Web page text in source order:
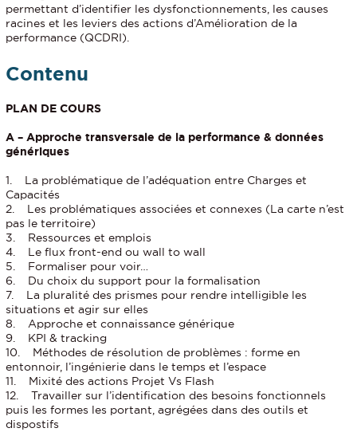
permettant d’identifier les dysfonctionnements, les causes
racines et les leviers des actions d’Amélioration de la
performance (QCDRI).
Contenu
PLAN DE COURS
A – Approche transversale de la performance & données
génériques
1. La problématique de l’adéquation entre Charges et
Capacités
2. Les problématiques associées et connexes (La carte n’est
pas le territoire)
3. Ressources et emplois
4. Le flux front-end ou wall to wall
5. Formaliser pour voir…
6. Du choix du support pour la formalisation
7. La pluralité des prismes pour rendre intelligible les
situations et agir sur elles
8. Approche et connaissance générique
9. KPI & tracking
10. Méthodes de résolution de problèmes : forme en
entonnoir, l’ingénierie dans le temps et l’espace
11. Mixité des actions Projet Vs Flash
12. Travailler sur l’identification des besoins fonctionnels
puis les formes les portant, agrégées dans des outils et
dispostifs